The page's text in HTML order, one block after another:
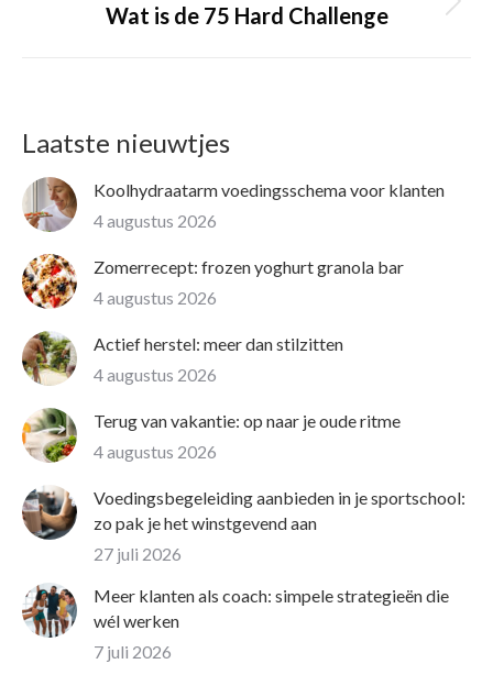
Volgende
Wat is de 75 Hard Challenge
Laatste nieuwtjes
Koolhydraatarm voedingsschema voor klanten
4 augustus 2026
Zomerrecept: frozen yoghurt granola bar
4 augustus 2026
Actief herstel: meer dan stilzitten
4 augustus 2026
Terug van vakantie: op naar je oude ritme
4 augustus 2026
Voedingsbegeleiding aanbieden in je sportschool:
zo pak je het winstgevend aan
27 juli 2026
Meer klanten als coach: simpele strategieën die
wél werken
7 juli 2026